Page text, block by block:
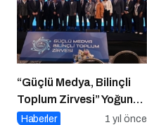
“Güçlü Medya, Bilinçli
Toplum Zirvesi” Yoğun
Katılımla Gerçekleşti
Haberler 1 yıl önce